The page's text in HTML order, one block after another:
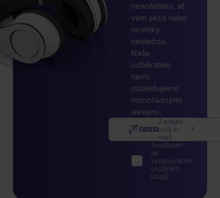
newsletteru, ať
vám akce nebo
novinky
neutečou.
Naše
odběratele
navíc
odměňujeme
mimořádnými
slevami.
Zadejte
svůj e-
mail
ODESLAT
Souhlasím
se
zpracováním
osobních
údajů